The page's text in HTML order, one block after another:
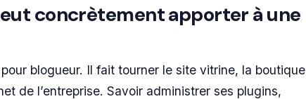
concrètement apporter à une
pour blogueur. Il fait tourner le site vitrine, la boutique
de l’entreprise. Savoir administrer ses plugins,